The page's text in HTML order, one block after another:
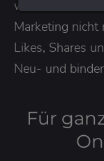
werden. So
Marketing nicht
Likes, Shares
Neu- und
Für